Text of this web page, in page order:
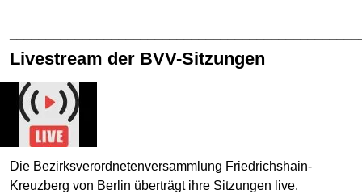
Livestream der BVV-Sitzungen
Die Bezirksverordnetenversammlung Friedrichshain-
Kreuzberg von Berlin überträgt ihre Sitzungen live.